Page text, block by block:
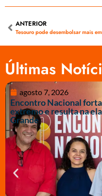
ANTERIOR
Últimas
agosto 7, 2026
Encontro Nacional
extremo e resulta na
Grande